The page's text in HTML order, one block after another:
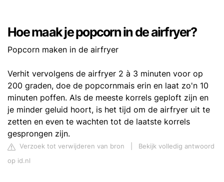
Hoe maak je popcorn in de airfryer?
Popcorn maken in de airfryer
Verhit vervolgens de airfryer 2 à 3 minuten voor op
200 graden, doe de popcornmais erin en laat zo'n 10
minuten poffen. Als de meeste korrels geploft zijn en
je minder geluid hoort, is het tijd om de airfryer uit te
zetten en even te wachten tot de laatste korrels
gesprongen zijn.
Verzoek tot verwijderen van bron
Bekijk volledig antwoord
op id.nl